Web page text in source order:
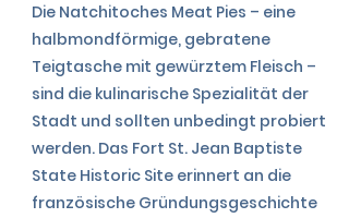
Die Natchitoches Meat Pies – eine
halbmondförmige, gebratene
Teigtasche mit gewürztem Fleisch –
sind die kulinarische Spezialität der
Stadt und sollten unbedingt probiert
werden. Das Fort St. Jean Baptiste
State Historic Site erinnert an die
französische Gründungsgeschichte